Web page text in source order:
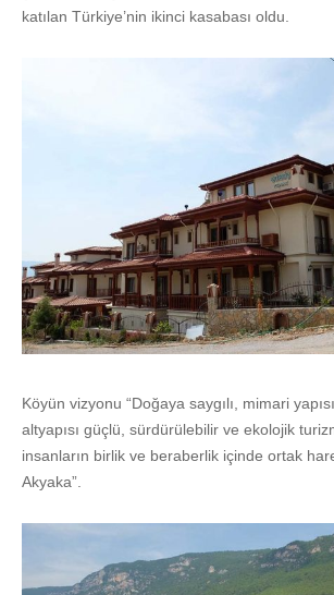
katılan Türkiye’nin ikinci kasabası oldu.
Köyün vizyonu “Doğaya saygılı, mimari
altyapısı güçlü, sürdürülebilir ve ekolojik
insanların birlik ve beraberlik içinde ortak
Akyaka”.